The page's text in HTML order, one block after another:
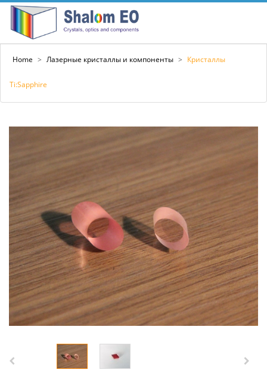
Home > Лазерные кристаллы и компоненты > Кристаллы
Ti:Sapphire